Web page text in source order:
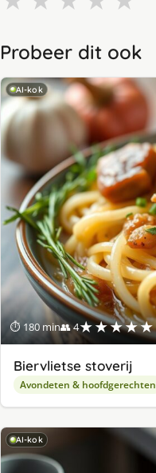
Probeer dit ook
AI-kok
⏱ 180 min👥 4★★★★★
Biervlietse stoverij
Avondeten & hoofdgerechten
AI-kok